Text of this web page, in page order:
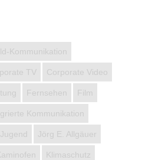
Kommunikation
TV Corporate Video
Fernsehen Film
Kommunikation
Jugend Jörg E. Allgäuer
Klimaschutz